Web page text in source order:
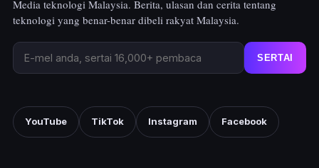
Media teknologi Malaysia. Berita, ulasan dan cerita tentang
teknologi yang benar-benar dibeli rakyat Malaysia.
SERTAI
YouTube TikTok Instagram Facebook